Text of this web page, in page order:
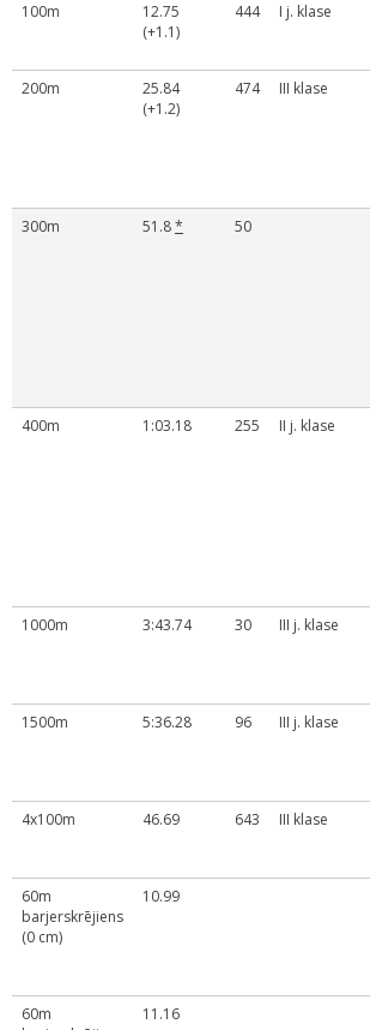
100m
12.75
(+1.1)
444 I j. klase
200m
25.84
(+1.2)
474 III klase
300m
51.8* 50
400m
1:03.18 255 II j. klase
1000m
3:43.74 30 III j. klase
1500m
5:36.28 96 III j. klase
4x100m
46.69 643 III klase
60m
barjerskrējiens
(0 cm)
10.99
60m
11.16